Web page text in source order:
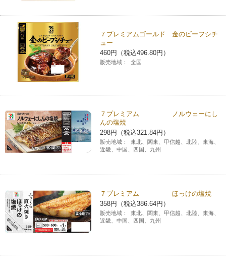
７プレミアムゴールド 金のビーフシチ
ュー
460円（税込496.80円）
販売地域： 全国
７プレミアム ノルウェーにし
んの塩焼
298円（税込321.84円）
販売地域：
東北、関東、甲信越、北陸、東海、
近畿、中国、四国、九州
７プレミアム ほっけの塩焼
358円（税込386.64円）
販売地域：
東北、関東、甲信越、北陸、東海、
近畿、中国、四国、九州